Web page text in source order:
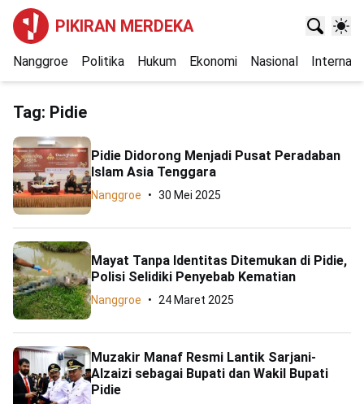
PIKIRAN MERDEKA
Nanggroe Politika Hukum Ekonomi Nasional
Tag: Pidie
Pidie Didorong Menjadi Pusat Peradaban
Islam Asia Tenggara
Nanggroe 30 Mei 2025
Mayat Tanpa Identitas Ditemukan di Pidie,
Polisi Selidiki Penyebab Kematian
Nanggroe 24 Maret 2025
Muzakir Manaf Resmi Lantik Sarjani-
Alzaizi sebagai Bupati dan Wakil Bupati
Pidie